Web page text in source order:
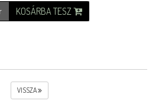
KOSÁRBA TESZ
VISSZA